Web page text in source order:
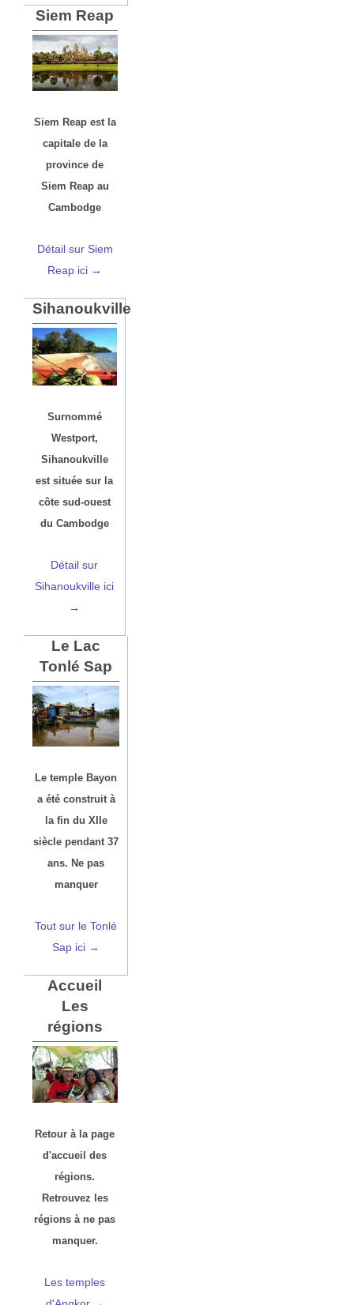
Siem Reap
Siem Reap est la
capitale de la
province de
Siem Reap au
Cambodge
Détail sur Siem
Reap ici →
Sihanoukville
Surnommé
Westport,
Sihanoukville
est située sur la
côte sud-ouest
du Cambodge
Détail sur
Sihanoukville ici
→
Le Lac
Tonlé Sap
Le temple Bayon
a été construit à
la fin du XIIe
siècle pendant 37
ans. Ne pas
manquer
Tout sur le Tonlé
Sap ici →
Accueil
Les
régions
Retour à la page
d'accueil des
régions.
Retrouvez les
régions à ne pas
manquer.
Les temples